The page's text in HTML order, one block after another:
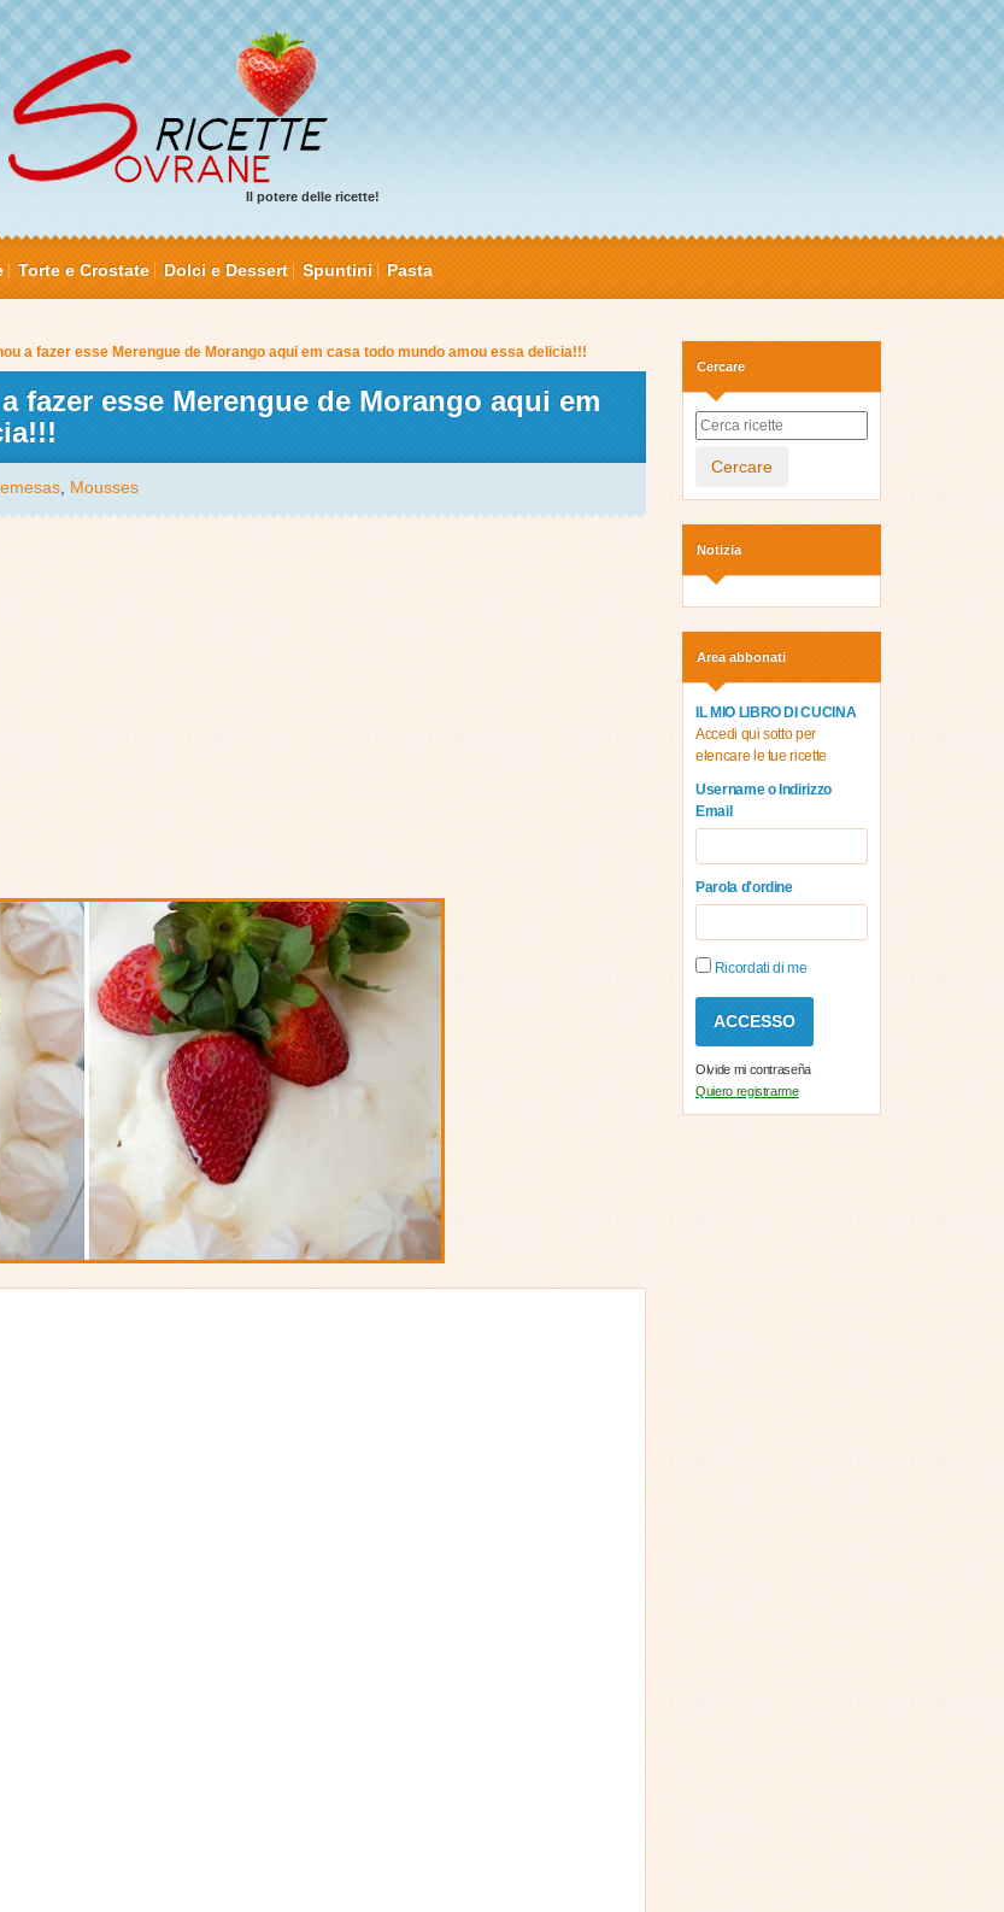
Il potere delle ricette!
Torte e Crostate Dolci e Dessert Spuntini Pasta
a fazer esse Merengue de Morango aqui em casa todo mundo amou essa delicia!!!
fazer esse Merengue de Morango aqui em
Mousses
Cercare
Cercare
Notizia
Area abbonati
IL MIO LIBRO DI CUCINA
Accedi qui sotto per
elencare le tue ricette
Username o Indirizzo
Email
Parola d'ordine
Ricordati di me
Olvide mi contraseña
Quiero registrarme